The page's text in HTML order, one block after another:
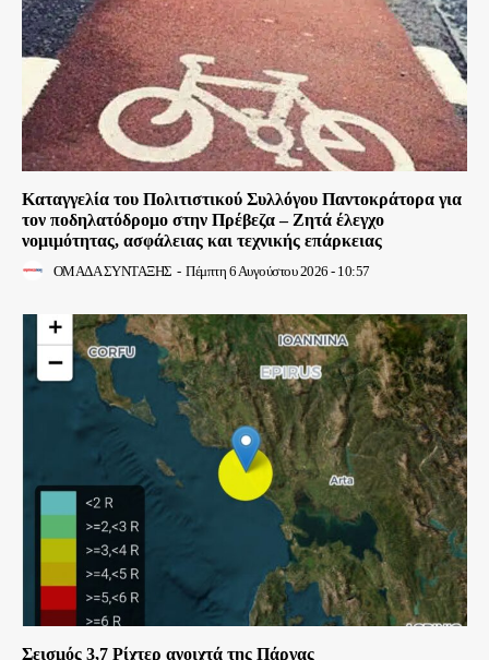
Καταγγελία του Πολιτιστικού Συλλόγου Παντοκράτορα για
τον ποδηλατόδρομο στην Πρέβεζα – Ζητά έλεγχο
νομιμότητας, ασφάλειας και τεχνικής επάρκειας
ΟΜΑΔΑ ΣΥΝΤΑΞΗΣ - Πέμπτη 6 Αυγούστου 2026 - 10:57
Σεισμός 3,7 Ρίχτερ ανοιχτά της Πάργας